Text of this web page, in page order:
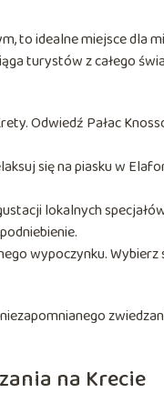
to idealne miejsce dla
turystów z całego
Odwiedź Pałac
się na piasku w
lokalnych
wypoczynku. Wybierz
na Krecie